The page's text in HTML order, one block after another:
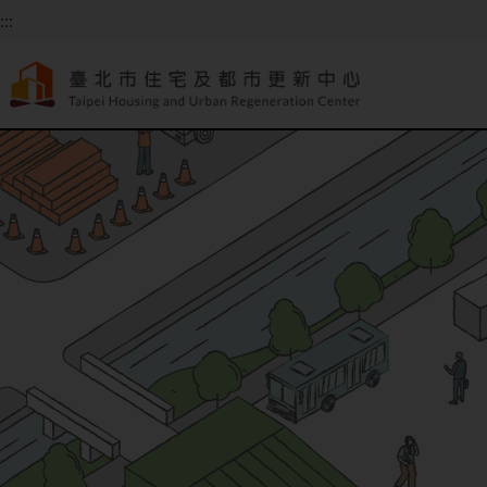
跳到主要內容
:::
:::